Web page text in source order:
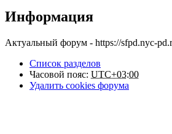
Информация
Актуальный форум - https://sfpd.nyc-
Список разделов
Часовой пояс: UTC+03:00
Удалить cookies форума